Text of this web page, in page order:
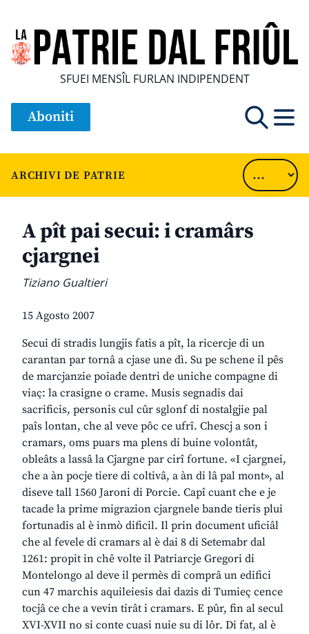
SFUEI MENSÎL FURLAN INDIPENDENT
Aboniti
ARCHIVI DE PATRIE
A pît pai secui: i cramârs
cjargnei
Tiziano Gualtieri
15 Agosto 2007
Secui di stradis lungjis fatis a pît, la ricercje di un
carantan par tornâ a cjase une dì. Su pe schene il pês
de marcjanzie poiade dentri de uniche compagne di
viaç: la crasigne o crame. Musis segnadis dai
sacrificis, personis cul cûr sglonf di nostalgjie pal
paîs lontan, che al veve pôc ce ufrî. Chescj a son i
cramars, oms puars ma plens di buine volontât,
obleâts a lassâ la Cjargne par cirî fortune. «I cjargnei,
che a àn pocje tiere di coltivâ, a àn di lâ pal mont», al
diseve tall 1560 Jaroni di Porcie. Capî cuant che e je
tacade la prime migrazion cjargnele bande tieris plui
fortunadis al è inmò dificil. Il prin document uficiâl
che al fevele di cramars al è dai 8 di Setemabr dal
1261: propit in chê volte il Patriarcje Gregori di
Montelongo al deve il permès di comprâ un edifici
cun 47 marchis aquileiesis dai dazis di Tumieç cence
tocjâ ce che a vevin tirât i cramars. E pûr, fin al secul
XVI-XVII no si conte cuasi nuie su di lôr. Di fat, al è